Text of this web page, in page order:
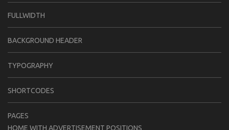
FULLWIDTH
BACKGROUND HEADER
TYPOGRAPHY
SHORTCODES
PAGES
HOME WITH ADVERTISEMENT POSITIONS